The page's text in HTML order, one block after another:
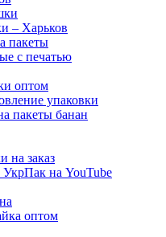
– Харьков
пакеты
с печатью
оптом
упаковки
пакеты банан
на заказ
на YouTube
оптом